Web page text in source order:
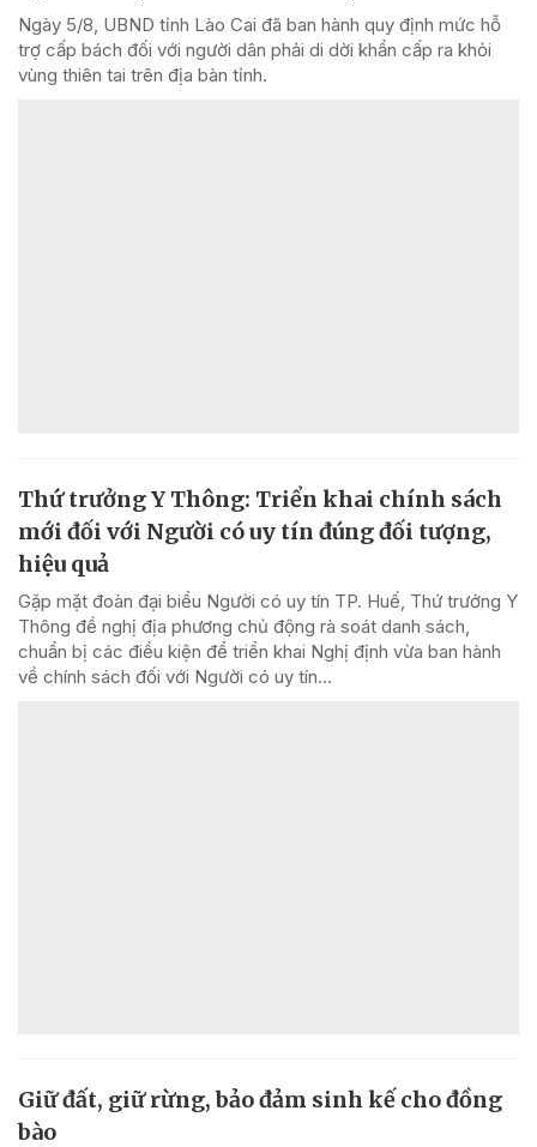
Ngày 5/8, UBND tỉnh Lào Cai đã ban hành quy định mức hỗ
trợ cấp bách đối với người dân phải di dời khẩn cấp ra khỏi
vùng thiên tai trên địa bàn tỉnh.
Thứ trưởng Y Thông: Triển khai chính sách
mới đối với Người có uy tín đúng đối tượng,
hiệu quả
Gặp mặt đoàn đại biểu Người có uy tín TP. Huế, Thứ trưởng Y
Thông đề nghị địa phương chủ động rà soát danh sách,
chuẩn bị các điều kiện để triển khai Nghị định vừa ban hành
về chính sách đối với Người có uy tín...
Giữ đất, giữ rừng, bảo đảm sinh kế cho đồng
bào